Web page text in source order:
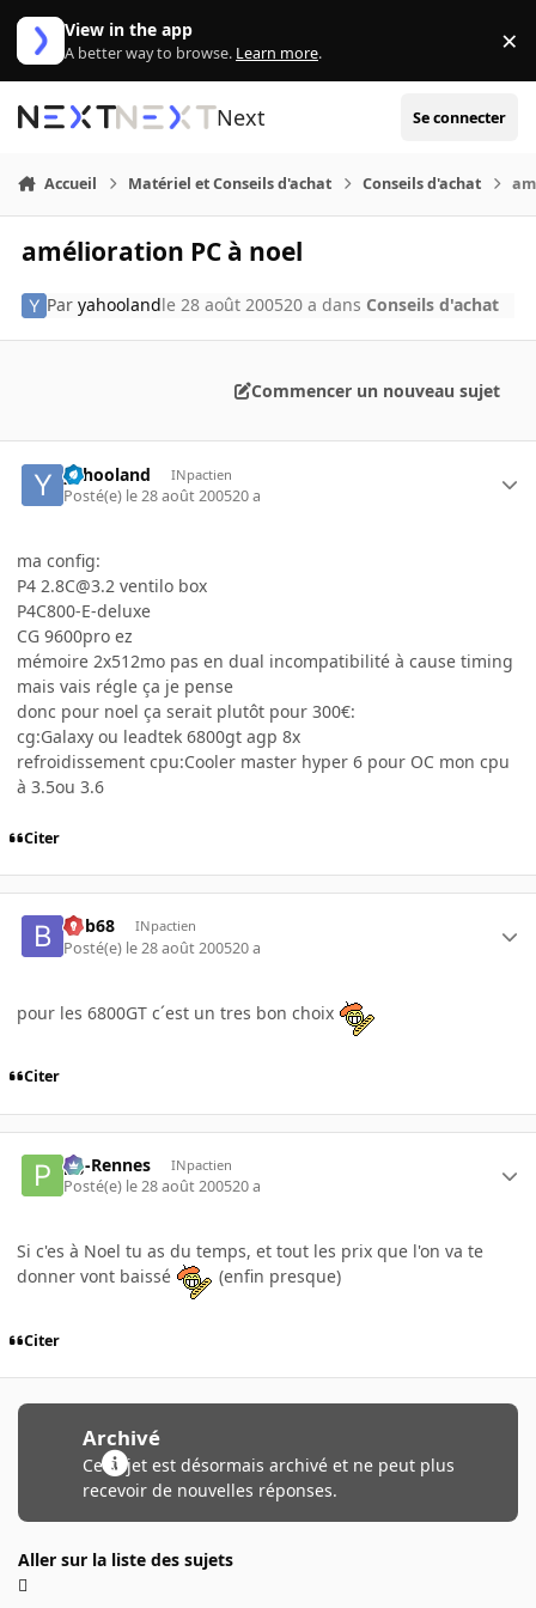
Aller au contenu
View in the app
A better way to browse. Learn more. ×
Next Se connecter
Accueil Matériel et Conseils d'achat Conseils d'achat
amélioration PC à noel
Paryahoolandle 28 août 200520 a dans Conseils d'achat
Commencer un nouveau sujet
yahooland INpactien
Posté(e) le 28 août 200520 a
ma config:
P4 2.8C@3.2 ventilo box
P4C800-E-deluxe
CG 9600pro ez
mémoire 2x512mo pas en dual incompatibilité à cause timing
mais vais régle ça je pense
donc pour noel ça serait plutôt pour 300€:
cg:Galaxy ou leadtek 6800gt agp 8x
refroidissement cpu:Cooler master hyper 6 pour OC mon cpu
à 3.5ou 3.6
Citer
bob68 INpactien
Posté(e) le 28 août 200520 a
pour les 6800GT c´est un tres bon choix
Citer
pg-Rennes INpactien
Posté(e) le 28 août 200520 a
Si c'es à Noel tu as du temps, et tout les prix que l'on va te
donner vont baissé
(enfin presque)
Citer
Archivé
Ce sujet est désormais archivé et ne peut plus
recevoir de nouvelles réponses.
Aller sur la liste des sujets